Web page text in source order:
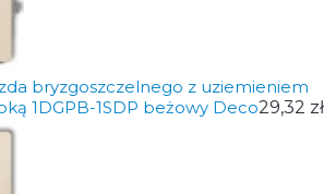
bryzgoszczelnego z uziemieniem
1DGPB-1SDP beżowy Deco29,32 zł